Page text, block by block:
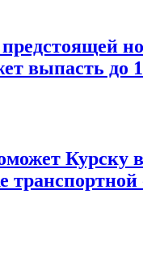
выпасть до
Курску в